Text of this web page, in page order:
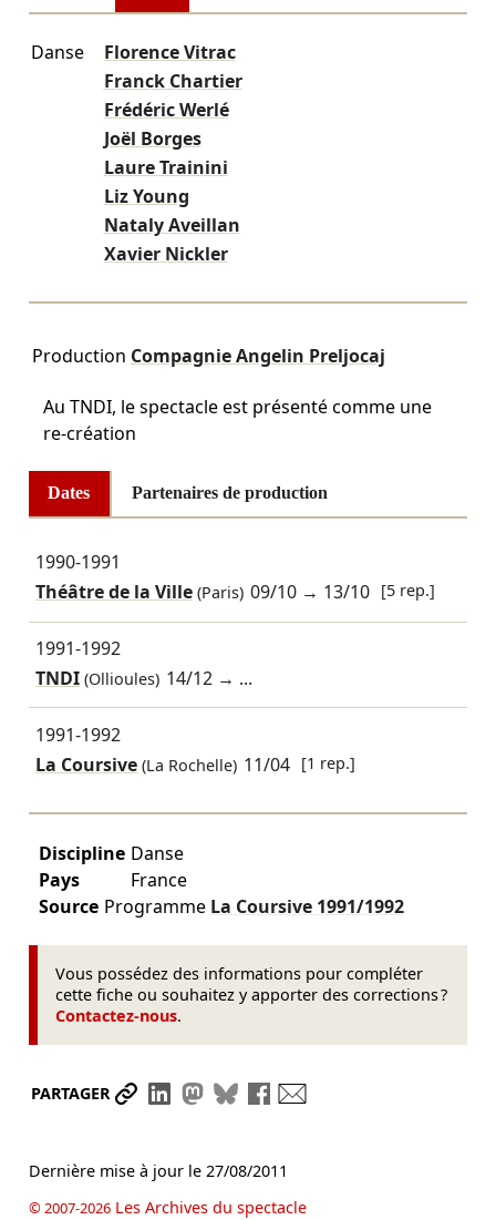
Danse
Florence Vitrac
Franck Chartier
Frédéric Werlé
Joël Borges
Laure Trainini
Liz Young
Nataly Aveillan
Xavier Nickler
Production Compagnie Angelin Preljocaj
Au TNDI, le spectacle est présenté comme une
re-création
Dates Partenaires de production
1990-1991
Théâtre de la Ville(Paris) 09/10 → 13/10 [5 rep.]
1991-1992
TNDI(Ollioules) 14/12 → ...
1991-1992
La Coursive(La Rochelle) 11/04 [1 rep.]
Discipline Danse
Pays
France
Source Programme La Coursive 1991/1992
Vous possédez des informations pour compléter
cette fiche ou souhaitez y apporter des corrections ?
Contactez-nous.
PARTAGER Partager le lien
Partager sur LinkedIn
Partager sur Mastodon
Partager sur Bluesky
Partager sur Facebook
Dernière mise à jour le 27/08/2011
© 2007-2026Les Archives du spectacle